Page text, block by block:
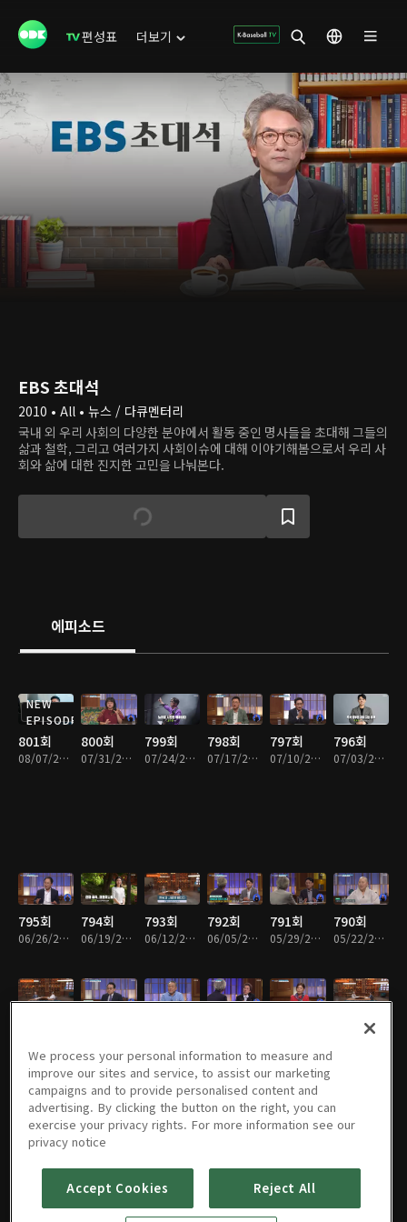
편성표 더보기
EBS 초대석
2010 • All • 뉴스 / 다큐멘터리
국내 외 우리 사회의 다양한 분야에서 활동 중인 명사들을 초대해 그들의
삶과 철학, 그리고 여러가지 사회이슈에 대해 이야기해봄으로서 우리 사
회와 삶에 대한 진지한 고민을 나눠본다.
에피소드
NEW
EPISODE
801회
08/07/2026 • 43분
800회
07/31/2026 • 45분
799회
07/24/2026 • 43분
798회
07/17/2026 • 43분
797회
07/10/2026 • 43분
796회
07/03/2026 • 43분
795회
06/26/2026 • 44분
794회
06/19/2026 • 44분
793회
06/12/2026 • 44분
792회
06/05/2026 • 44분
791회
05/29/2026 • 43분
790회
05/22/2026 • 43분
784회
783회
04/03/2026 • 43분
782회 781회 780회 779회 778회
We process your personal information to measure and
improve our sites and service, to assist our marketing
campaigns and to provide personalised content and
advertising. By clicking the button on the right, you can
exercise your privacy rights. For more information see our
privacy notice
Accept Cookies Reject All